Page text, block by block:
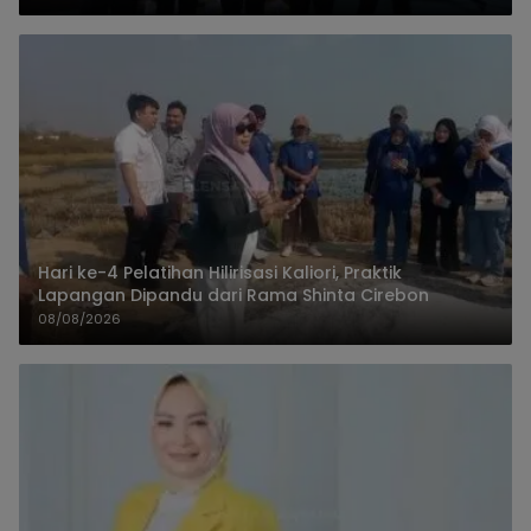
Hari ke-4 Pelatihan Hilirisasi Kaliori, Praktik
Lapangan Dipandu dari Rama Shinta Cirebon
08/08/2026